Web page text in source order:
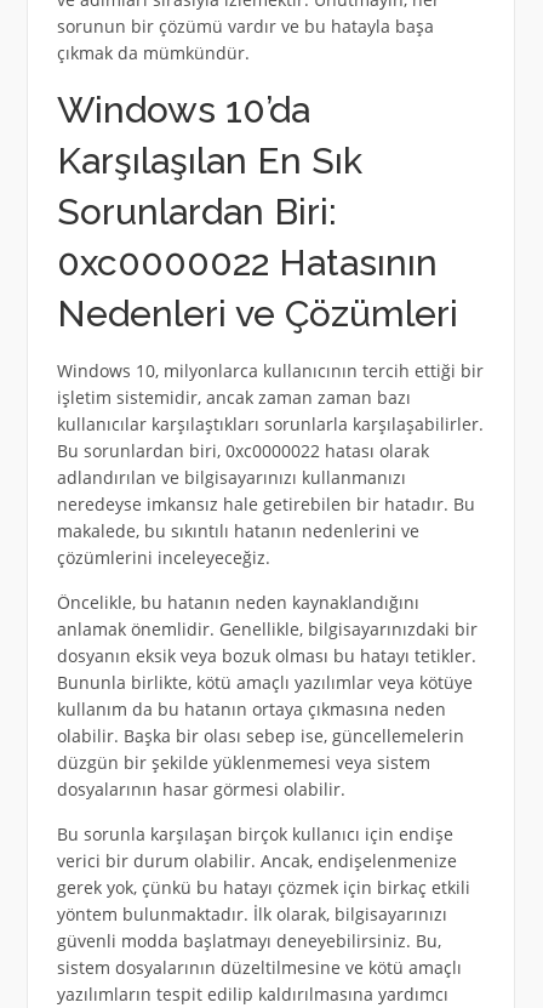
sorunun bir çözümü vardır ve bu hatayla başa
çıkmak da mümkündür.
Windows 10’da
Karşılaşılan En Sık
Sorunlardan Biri:
0xc0000022 Hatasının
Nedenleri ve Çözümleri
Windows 10, milyonlarca kullanıcının tercih ettiği bir
işletim sistemidir, ancak zaman zaman bazı
kullanıcılar karşılaştıkları sorunlarla karşılaşabilirler.
Bu sorunlardan biri, 0xc0000022 hatası olarak
adlandırılan ve bilgisayarınızı kullanmanızı
neredeyse imkansız hale getirebilen bir hatadır. Bu
makalede, bu sıkıntılı hatanın nedenlerini ve
çözümlerini inceleyeceğiz.
Öncelikle, bu hatanın neden kaynaklandığını
anlamak önemlidir. Genellikle, bilgisayarınızdaki bir
dosyanın eksik veya bozuk olması bu hatayı tetikler.
Bununla birlikte, kötü amaçlı yazılımlar veya kötüye
kullanım da bu hatanın ortaya çıkmasına neden
olabilir. Başka bir olası sebep ise, güncellemelerin
düzgün bir şekilde yüklenmemesi veya sistem
dosyalarının hasar görmesi olabilir.
Bu sorunla karşılaşan birçok kullanıcı için endişe
verici bir durum olabilir. Ancak, endişelenmenize
gerek yok, çünkü bu hatayı çözmek için birkaç etkili
yöntem bulunmaktadır. İlk olarak, bilgisayarınızı
güvenli modda başlatmayı deneyebilirsiniz. Bu,
sistem dosyalarının düzeltilmesine ve kötü amaçlı
yazılımların tespit edilip kaldırılmasına yardımcı